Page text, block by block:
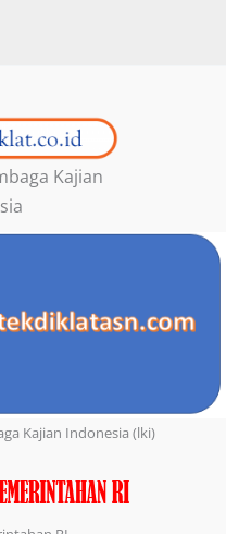
Kajian
Kajian Indonesia (lki)